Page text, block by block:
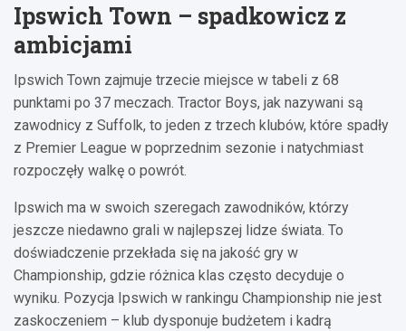
Ipswich Town – spadkowicz z
ambicjami
Ipswich Town zajmuje trzecie miejsce w tabeli z 68
punktami po 37 meczach. Tractor Boys, jak nazywani są
zawodnicy z Suffolk, to jeden z trzech klubów, które spadły
z Premier League w poprzednim sezonie i natychmiast
rozpoczęły walkę o powrót.
Ipswich ma w swoich szeregach zawodników, którzy
jeszcze niedawno grali w najlepszej lidze świata. To
doświadczenie przekłada się na jakość gry w
Championship, gdzie różnica klas często decyduje o
wyniku. Pozycja Ipswich w rankingu Championship nie jest
zaskoczeniem – klub dysponuje budżetem i kadrą